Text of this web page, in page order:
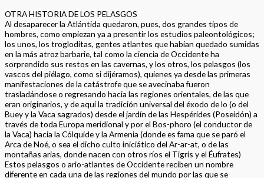
OTRA HISTORIA DE LOS PELASGOS
Al desaparecer la Atlántida quedaron, pues, dos grandes tipos de
hombres, como empiezan ya a presentir los estudios paleontológicos;
los unos, los trogloditas, gentes atlantes que habían quedado sumidas
en la más atroz barbarie, tal como la ciencia de Occidente ha
sorprendido sus restos en las cavernas, y los otros, los pelasgos (los
vascos del piélago, como si dijéramos), quienes ya desde las primeras
manifestaciones de la catástrofe que se avecinaba fueron
trasladándose o regresando hacia las regiones orientales, de las que
eran originarios, y de aquí la tradición universal del éxodo de lo (o del
Buey y la Vaca sagrados) desde el jardín de las Hespérides (Poseidón) a
través de toda Europa meridional y por el Bos-phoro (el conductor de
la Vaca) hacia la Cólquide y la Armenia (donde es fama que se paró el
Arca de Noé, o sea el dicho culto iniciático del Ar-ar-at, o de las
montañas arias, donde nacen con otros ríos el Tigris y el Éufrates)
Estos pelasgos o ario-atlantes de Occidente reciben un nombre
diferente en cada una de las regiones del mundo por las que se